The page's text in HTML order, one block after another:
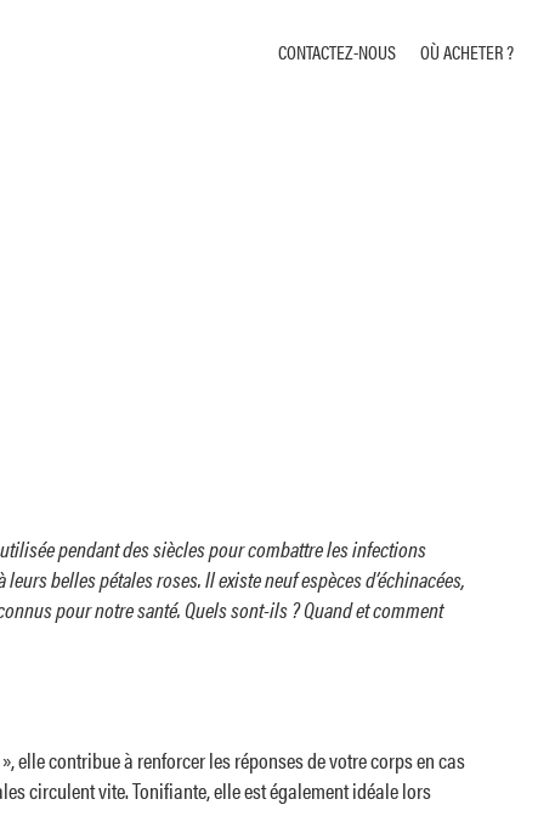
CONTACTEZ-NOUS OÙ ACHETER ?
pendant des siècles pour combattre les infections
belles pétales roses. Il existe neuf espèces d’échinacées,
pour notre santé. Quels sont-ils ? Quand et comment
contribue à renforcer les réponses de votre corps en cas
circulent vite. Tonifiante, elle est également idéale lors